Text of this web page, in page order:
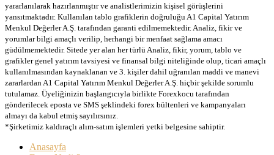
yararlanılarak hazırlanmıştır ve analistlerimizin kişisel görüşlerini
yansıtmaktadır. Kullanılan tablo grafiklerin doğruluğu A1 Capital Yatırım
Menkul Değerler A.Ş. tarafından garanti edilmemektedir. Analiz, fikir ve
yorumlar bilgi amaçlı verilip, herhangi bir menfaat sağlama amacı
güdülmemektedir. Sitede yer alan her türlü Analiz, fikir, yorum, tablo ve
grafikler genel yatırım tavsiyesi ve finansal bilgi niteliğinde olup, ticari amaçlı
kullanılmasından kaynaklanan ve 3. kişiler dahil uğranılan maddi ve manevi
zararlardan A1 Capital Yatırım Menkul Değerler A.Ş. hiçbir şekilde sorumlu
tutulamaz. Üyeliğinizin başlangıcıyla birlikte Forexkocu tarafından
gönderilecek eposta ve SMS şeklindeki forex bültenleri ve kampanyaları
almayı da kabul etmiş sayılırsınız.
*Şirketimiz kaldıraçlı alım-satım işlemleri yetki belgesine sahiptir.
Anasayfa